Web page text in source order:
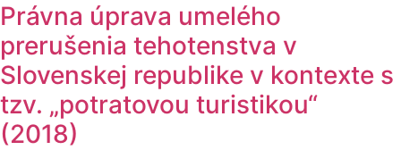
Právna úprava umelého
prerušenia tehotenstva v
Slovenskej republike v kontexte s
tzv. „potratovou turistikou“
(2018)